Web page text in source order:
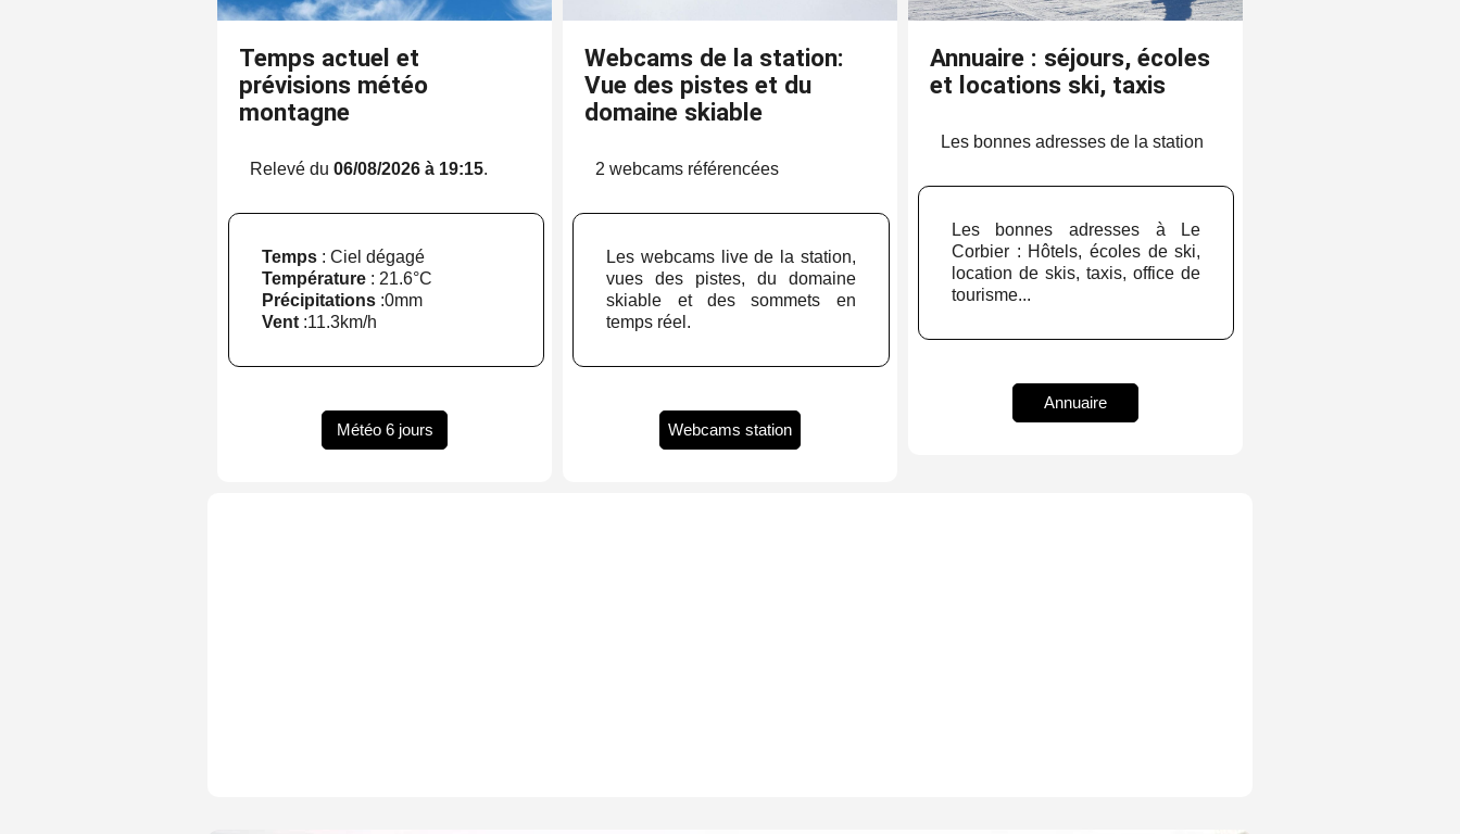
Temps actuel et
prévisions météo
montagne
Relevé du06/08/2026 à 19:15.
Temps: Ciel dégagé
Température: 21.6°C
Précipitations:0mm
Vent:11.3km/h
Météo 6 jours
Webcams de la station:
Vue des pistes et du
domaine skiable
2 webcams référencées
Les webcams live de la station,
vues des pistes, du domaine
skiable et des sommets en
temps réel.
Webcams station
Annuaire : séjours, écoles
et locations ski, taxis
Les bonnes adresses de la station
Les bonnes adresses à Le
Corbier : Hôtels, écoles de ski,
location de skis, taxis, office de
tourisme...
Annuaire